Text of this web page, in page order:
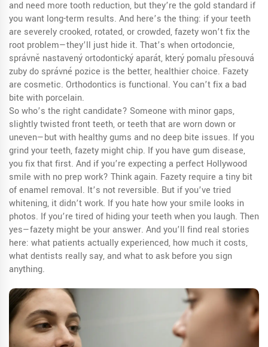
and need more tooth reduction, but they’re the gold standard if
you want long-term results. And here’s the thing: if your teeth
are severely crooked, rotated, or crowded, fazety won’t fix the
root problem—they’ll just hide it. That’s whenortodoncie,
správně nastavený ortodontický aparát, který pomalu přesouvá
zuby do správné pozice is the better, healthier choice. Fazety
are cosmetic. Orthodontics is functional. You can’t fix a bad
bite with porcelain.
So who’s the right candidate? Someone with minor gaps,
slightly twisted front teeth, or teeth that are worn down or
uneven—but with healthy gums and no deep bite issues. If you
grind your teeth, fazety might chip. If you have gum disease,
you fix that first. And if you’re expecting a perfect Hollywood
smile with no prep work? Think again. Fazety require a tiny bit
of enamel removal. It’s not reversible. But if you’ve tried
whitening, it didn’t work. If you hate how your smile looks in
photos. If you’re tired of hiding your teeth when you laugh. Then
yes—fazety might be your answer. And you’ll find real stories
here: what patients actually experienced, how much it costs,
what dentists really say, and what to ask before you sign
anything.